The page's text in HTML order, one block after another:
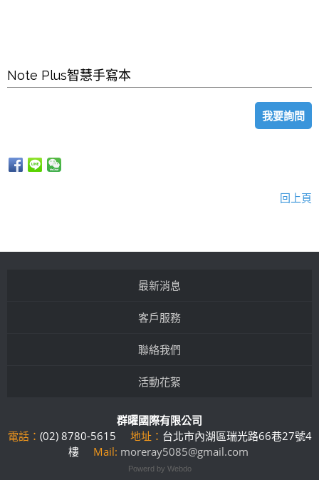
Note Plus智慧手寫本
我要詢問
回上頁
最新消息
客戶服務
聯絡我們
活動花絮
群曜國際有限公司
電話： (02)8780-5615 地址： 台北市內湖區瑞光路66巷27號4
樓 Mail: moreray5085@gmail.com
Powerd by Webdo